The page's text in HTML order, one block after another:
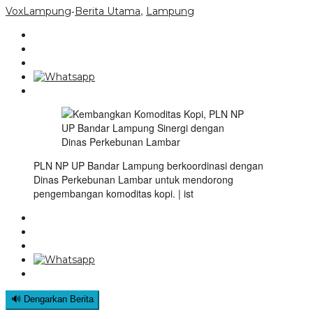
VoxLampung-Berita Utama, Lampung
PLN NP UP Bandar Lampung berkoordinasi dengan
Dinas Perkebunan Lambar untuk mendorong
pengembangan komoditas kopi. | ist
🔊 Dengarkan Berita